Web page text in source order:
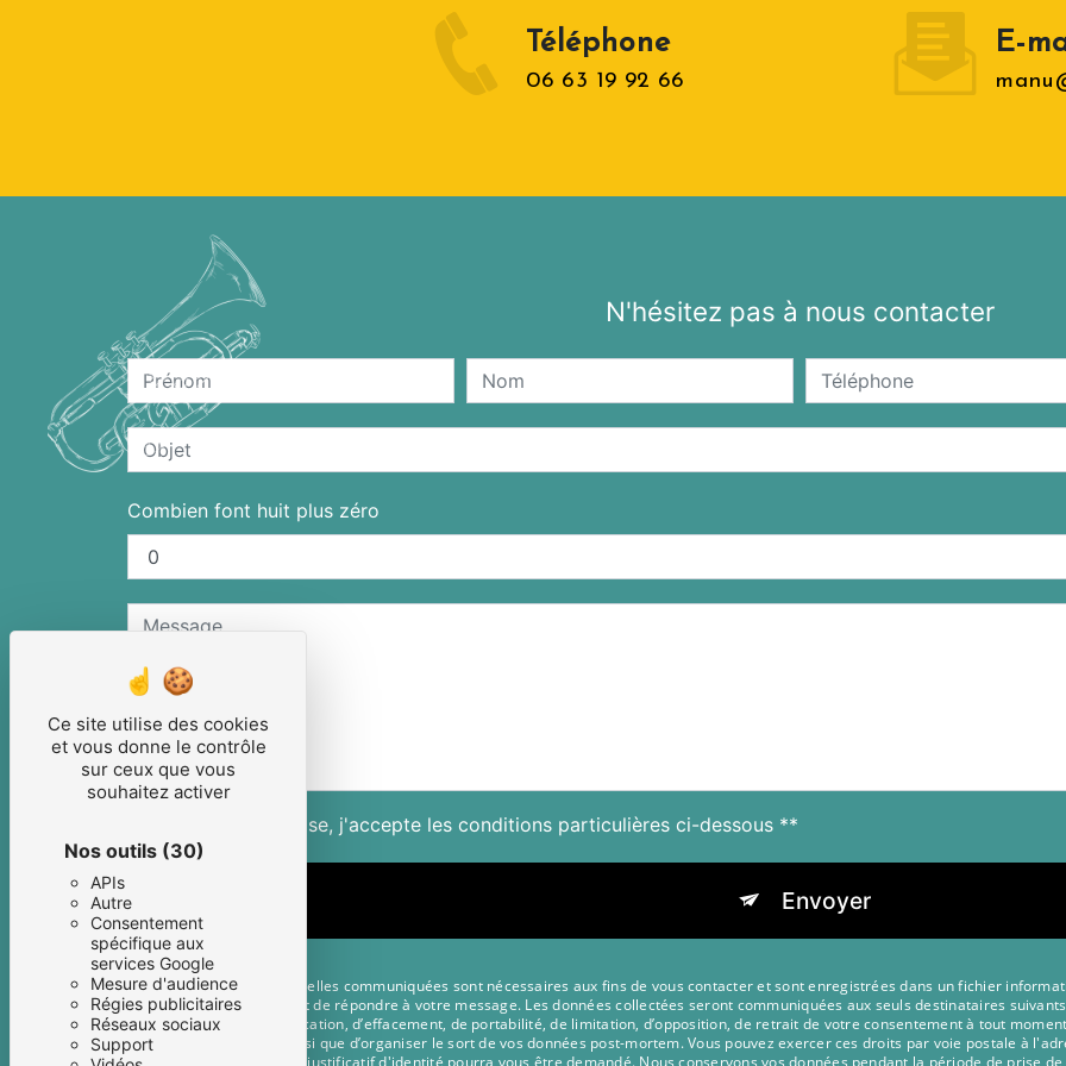
Téléphone
06 63 19 92 66
E-
N'hésitez pas à nous contacter
Combien font huit plus zéro
En cochant cette case, j'accepte les conditions particulières ci-dessous **
Envoyer
** Les données personnelles communiquées sont nécessaires aux fins de vous contacter et sont enregistrées dans un fichier
traitants dans le seul but de répondre à votre message. Les données collectées seront communiquées aux seuls destinataires
droits d’accès, de rectification, d’effacement, de portabilité, de limitation, d’opposition, de retrait de votre consentement à tout
autorité de contrôle, ainsi que d’organiser le sort de vos données post-mortem. Vous pouvez exercer ces droits par voie postale à
manu@scene-rue.fr. Un justificatif d'identité pourra vous être demandé. Nous conservons vos données pendant la période de prise
Ce site utilise des cookies
et vous donne le contrôle
sur ceux que vous
souhaitez activer
Nos outils (30)
APIs
Autre
Consentement
spécifique aux
services Google
Mesure d'audience
Régies publicitaires
Réseaux sociaux
Support